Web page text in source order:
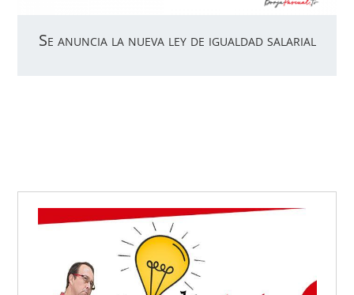
Se anuncia la nueva ley de igualdad salarial